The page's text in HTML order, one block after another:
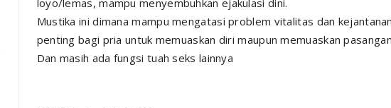
loyo/lemas, mampu menyembuhkan ejakulasi dini.
Mustika ini dimana mampu mengatasi problem vitalitas dan
penting bagi pria untuk memuaskan diri maupun memuaskan
Dan masih ada fungsi tuah seks lainnya